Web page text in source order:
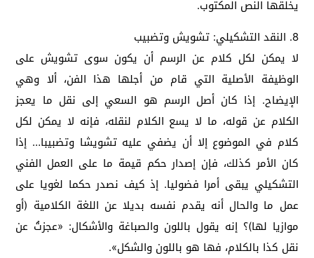
يخلقها النص المكتوب.
8. النقد التشكيلي: تشويش وتضبيب
لا يمكن لكل كلام عن الرسم أن يكون سوى تشويش على
الوظيفة الأصلية التي قام من أجلها هذا الفن، ألا وهي
الإيضاح. إذا كان أصل الرسم هو السعي إلى نقل ما يعجز
الكلام عن قوله، ما لا يسع الكلام لنقله، فإنه لا يمكن لكل
كلام في الموضوع إلا أن يضفي عليه تشويشا وتضبيبا… إذا
كان الأمر كذلك، فإن إصدار حكم قيمة ما على العمل الفني
التشكيلي يبقى أمرا فضوليا. إذ كيف نصدر حكما لغويا على
عمل ما والحال أنه يقدم نفسه بديلا عن اللغة الكلامية (أو
موازيا لها)؟ إنه يقول باللون والصباغة والأشكال: «عجزتُ عن
نقل كذا بالكلام، فها هو باللون والشكل».